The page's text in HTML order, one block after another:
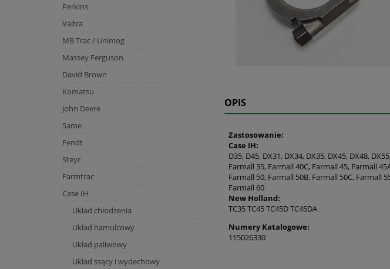
Perkins
Valtra
MB Trac / Unimog
Massey Ferguson
David Brown
Komatsu
John Deere
Same
Fendt
Steyr
Farmtrac
Case IH
Układ chłodzenia
Układ hamulcowy
Układ paliwowy
Układ ssący i wydechowy
OPIS
Zastosowanie:
Case IH:
D35, D45, DX31, DX34, DX35, DX45, DX48,
Farmall 35, Farmall 40C, Farmall 45, Farmall
Farmall 50, Farmall 50B, Farmall 50C, Farmall
Farmall 60
New Holland:
TC35 TC45 TC45D TC45DA
Numery Katalogowe:
115026330